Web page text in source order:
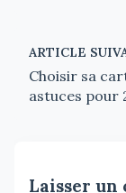
ARTICLE
Choisir sa
astuces pour
Laisser un